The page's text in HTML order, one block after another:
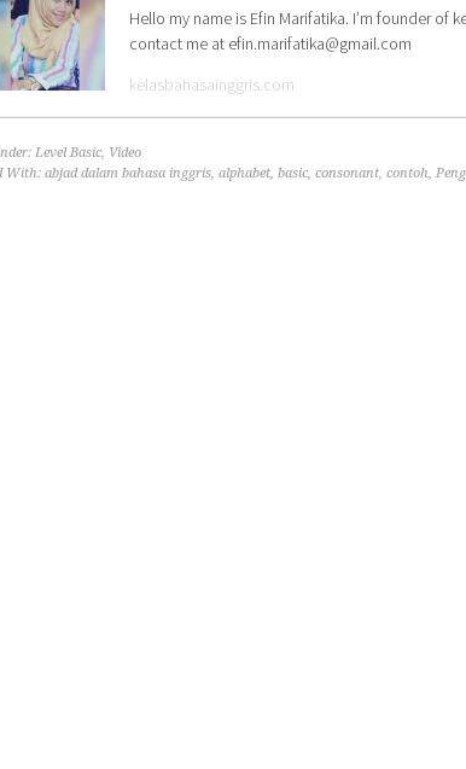
Hello my name is Efin Marifatika. I’m founder of
contact me at efin.marifatika@gmail.com
kelasbahasainggris.com
Level Basic, Video
With: abjad dalam bahasa inggris, alphabet, basic, consonant, contoh,